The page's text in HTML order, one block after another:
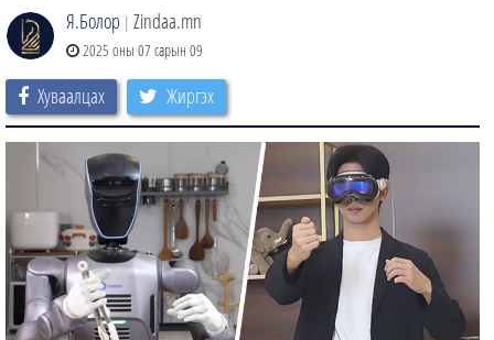
Я.Болор | Zindaa.mn
2025 оны 07 сарын 09
Хуваалцах Жиргэх